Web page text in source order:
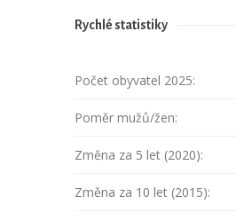
Rychlé statistiky
Počet obyvatel 2025:
Poměr mužů/žen:
Změna za 5 let (2020):
Změna za 10 let (2015):